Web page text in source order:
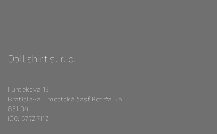
Doll shirt s. r. o.
Furdekova 19
Bratislava - mestská časť Petržalka
851 04
IČO: 57727112